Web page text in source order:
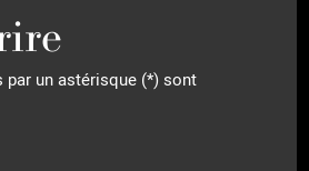
par un astérisque (*) sont